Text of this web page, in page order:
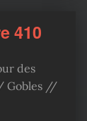
410
des
Gobles //